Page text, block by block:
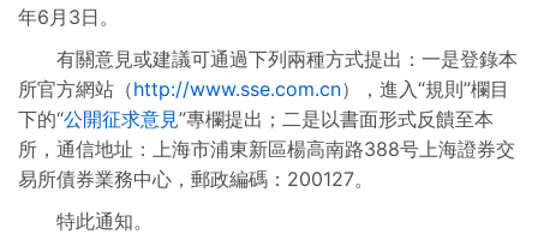
年6月3日。
有關意見或建議可通過下列兩種方式提出：一是登錄本
所官方網站（http://www.sse.com.cn），進入“規則”欄目
下的“公開征求意見”專欄提出；二是以書面形式反饋至本
所，通信地址：上海市浦東新區楊高南路388号上海證券交
易所債券業務中心，郵政編碼：200127。
特此通知。